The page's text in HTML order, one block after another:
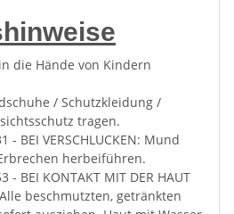
die Hände von Kindern
/ Schutzkleidung /
tragen.
- BEI VERSCHLUCKEN: Mund
herbeiführen.
- BEI KONTAKT MIT DER HAUT
beschmutzten, getränkten